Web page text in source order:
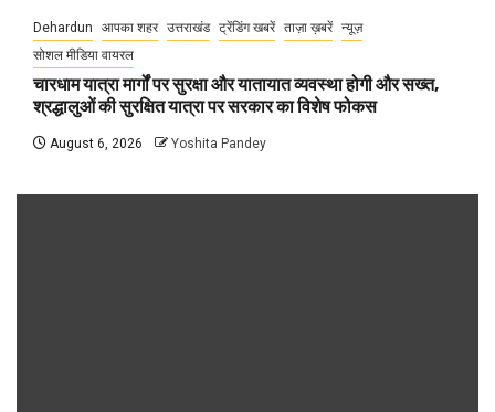
Dehardun आपका शहर उत्तराखंड ट्रेंडिंग खबरें ताज़ा ख़बरें न्यूज़
सोशल मीडिया वायरल
चारधाम यात्रा मार्गों पर सुरक्षा और यातायात व्यवस्था होगी और सख्त,
श्रद्धालुओं की सुरक्षित यात्रा पर सरकार का विशेष फोकस
August 6, 2026 Yoshita Pandey